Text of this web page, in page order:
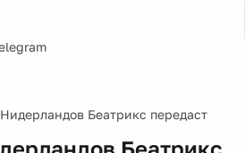
Беатрикс передаст